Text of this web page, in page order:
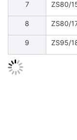
7 ZS80/
8 ZS80/
9 ZS95/